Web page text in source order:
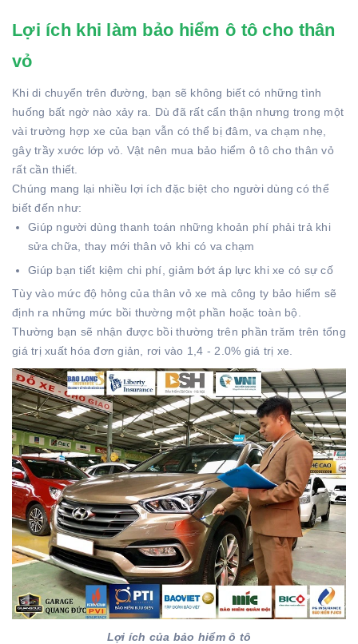
Lợi ích khi làm bảo hiểm ô tô cho thân
vỏ
Khi di chuyển trên đường, bạn sẽ không biết có những tình
huống bất ngờ nào xảy ra. Dù đã rất cẩn thận nhưng trong một
vài trường hợp xe của bạn vẫn có thể bị đâm, va chạm nhẹ,
gây trầy xước lớp vỏ. Vật nên mua bảo hiểm ô tô cho thân vỏ
rất cần thiết.
Chúng mang lại nhiều lợi ích đặc biệt cho người dùng có thể
biết đến như:
Giúp người dùng thanh toán những khoản phí phải trả khi
sửa chữa, thay mới thân vỏ khi có va chạm
Giúp bạn tiết kiệm chi phí, giảm bớt áp lực khi xe có sự cố
Tùy vào mức độ hỏng của thân vỏ xe mà công ty bảo hiểm sẽ
định ra những mức bồi thường một phần hoặc toàn bộ.
Thường bạn sẽ nhận được bồi thường trên phần trăm trên tổng
giá trị xuất hóa đơn giản, rơi vào 1,4 - 2.0% giá trị xe.
Lợi ích của bảo hiểm ô tô